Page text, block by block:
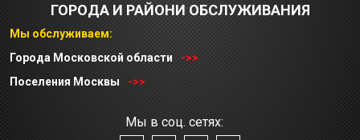
ГОРОДА И РАЙОНИ ОБСЛУЖИВАНИЯ
Мы обслуживаем:
Города Московской области
->>
Поселения Москвы
->>
Мы в соц. сетях: